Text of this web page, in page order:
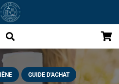
GUIDE D'ACHAT